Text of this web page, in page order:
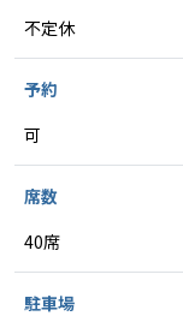
不定休
予約
可
席数
40席
駐車場